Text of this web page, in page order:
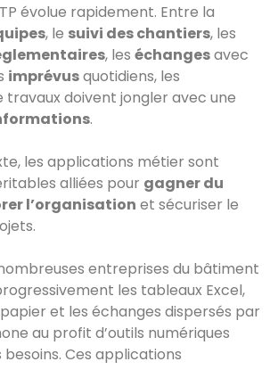
évolue rapidement. Entre la
, le suivi des chantiers, les
, les échangesavec
imprévusquotidiens, les
travaux doivent jongler avec une
.
les applications métier sont
alliées pour gagner du
l’organisation et sécuriser le
nombreuses entreprises du bâtiment
les tableaux Excel,
et les échanges dispersés par
au profit d’outils numériques
Ces applications